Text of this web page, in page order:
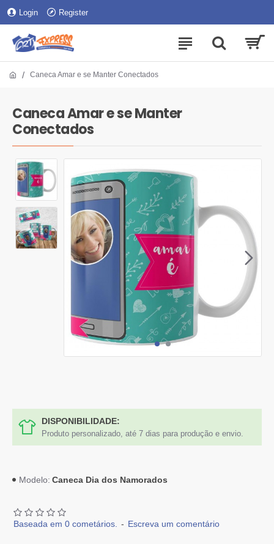
Login Register
Caneca Amar e se Manter Conectados
Caneca Amar e se Manter
Conectados
DISPONIBILIDADE:
Produto personalizado, até 7 dias para produção e envio.
Modelo: Caneca Dia dos Namorados
Baseada em 0 cometários. - Escreva um comentário